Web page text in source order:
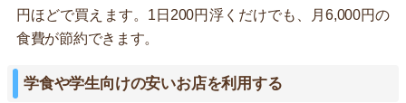
円ほどで買えます。1日200円浮くだけでも、月6,000円の
食費が節約できます。
学食や学生向けの安いお店を利用する